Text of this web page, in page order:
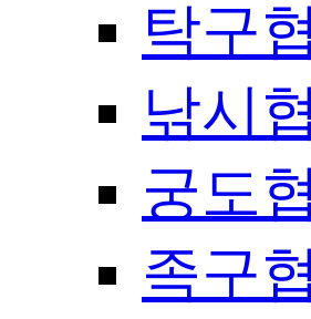
탁구
낚시
궁도
족구